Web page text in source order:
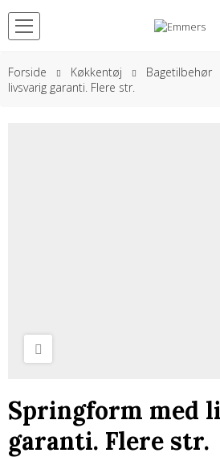
Forside Køkkentøj Bagetilbehør
livsvarig garanti. Flere str.
Springform med
garanti. Flere str.